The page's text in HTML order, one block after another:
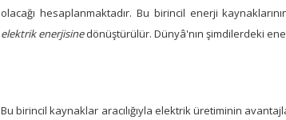
olacağı hesaplanmaktadır. Bu birincil enerji
elektrik enerjisinedönüştürülür. Dünyâ'nın şimdilerdeki
Bu birincil kaynaklar aracılığıyla elektrik üretiminin